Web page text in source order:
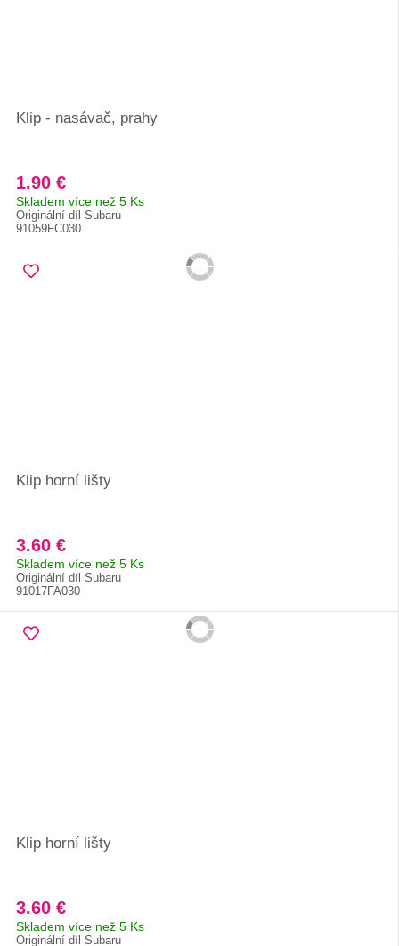
Klip - nasávač, prahy
1.90 €
Skladem více než 5 Ks
Originální díl Subaru
91059FC030
Klip horní lišty
3.60 €
Skladem více než 5 Ks
Originální díl Subaru
91017FA030
Klip horní lišty
3.60 €
Skladem více než 5 Ks
Originální díl Subaru